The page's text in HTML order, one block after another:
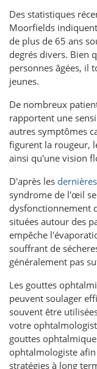
Des statistiques
Moorfields
de plus de 65 ans
degrés divers. Bien
personnes âgées, il
jeunes.
De nombreux
rapportent une
autres symptômes
figurent la rougeur,
ainsi qu'une vision
D'après les
syndrome de l'œil
dysfonctionnement
situées autour des
empêche
souffrant de
généralement pas
Les gouttes
peuvent soulager
souvent être
votre
gouttes
ophtalmologiste
stratégies à long